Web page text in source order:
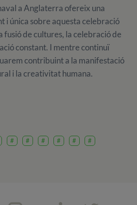
a Anglaterra ofereix una
i única sobre aquesta celebració
fusió de cultures, la celebració de
constant. I mentre continuï
contribuint a la manifestació
i la creativitat humana.
# # # # # #